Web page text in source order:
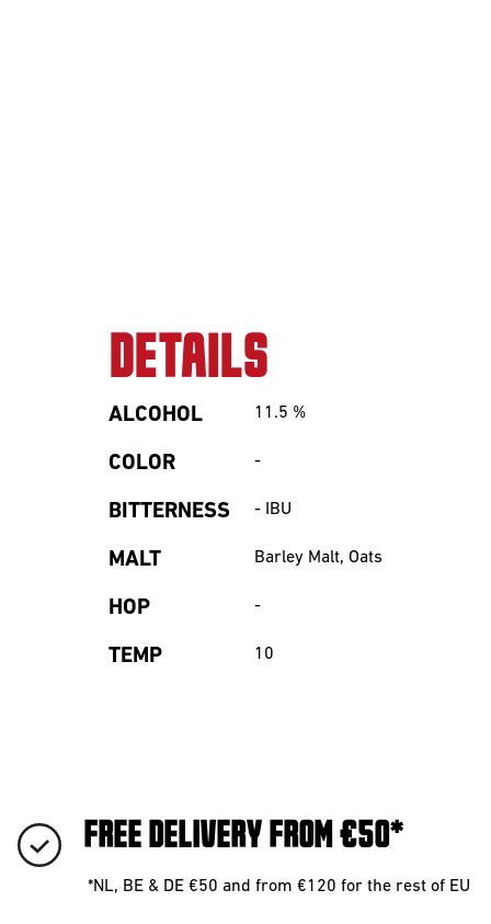
DETAILS
ALCOHOL 11.5 %
COLOR -
BITTERNESS - IBU
MALT Barley Malt, Oats
HOP -
TEMP 10
FREE DELIVERY FROM €50*
*NL, BE & DE €50 and from €120 for the rest of EU